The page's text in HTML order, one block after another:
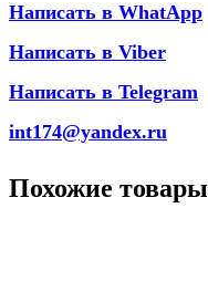
Написать в WhatApp
Написать в Viber
Написать в Telegram
int174@yandex.ru
Похожие товары